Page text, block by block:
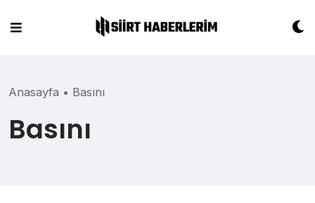
content
Anasayfa • Basını
Basını